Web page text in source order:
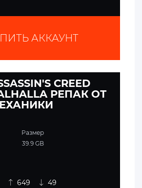
АККАУНТ
CREED
РЕПАК ОТ
Размер
39.9 GB
649 49